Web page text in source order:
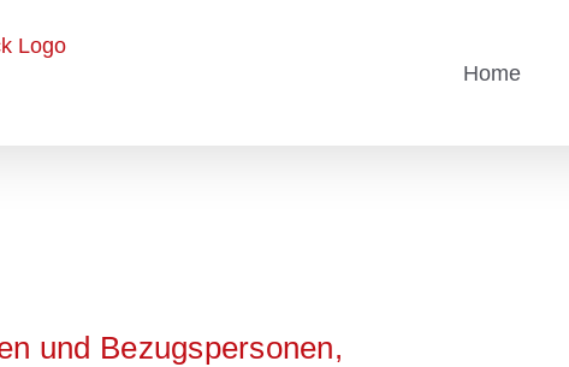
Home
und Bezugspersonen,